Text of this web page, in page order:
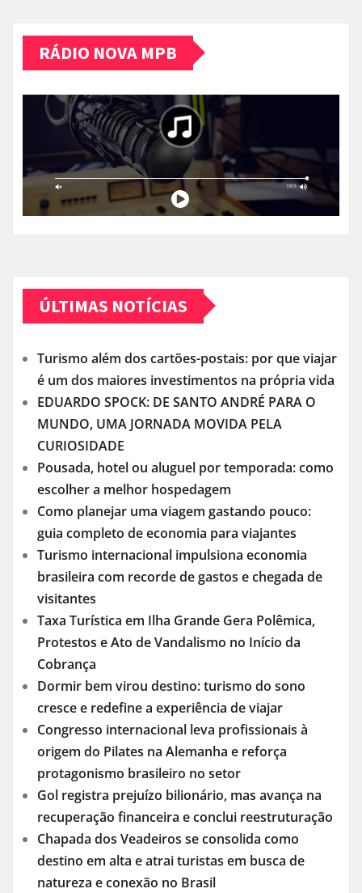
RÁDIO NOVA MPB
ÚLTIMAS NOTÍCIAS
Turismo além dos cartões-postais: por que viajar
é um dos maiores investimentos na própria vida
EDUARDO SPOCK: DE SANTO ANDRÉ PARA O
MUNDO, UMA JORNADA MOVIDA PELA
CURIOSIDADE
Pousada, hotel ou aluguel por temporada: como
escolher a melhor hospedagem
Como planejar uma viagem gastando pouco:
guia completo de economia para viajantes
Turismo internacional impulsiona economia
brasileira com recorde de gastos e chegada de
visitantes
Taxa Turística em Ilha Grande Gera Polêmica,
Protestos e Ato de Vandalismo no Início da
Cobrança
Dormir bem virou destino: turismo do sono
cresce e redefine a experiência de viajar
Congresso internacional leva profissionais à
origem do Pilates na Alemanha e reforça
protagonismo brasileiro no setor
Gol registra prejuízo bilionário, mas avança na
recuperação financeira e conclui reestruturação
Chapada dos Veadeiros se consolida como
destino em alta e atrai turistas em busca de
natureza e conexão no Brasil